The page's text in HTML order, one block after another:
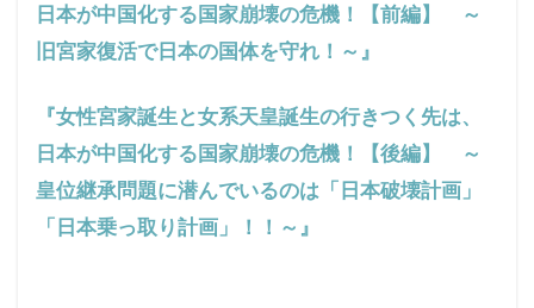
日本が中国化する国家崩壊の危機！【前編】 ～
旧宮家復活で日本の国体を守れ！～』
『女性宮家誕生と女系天皇誕生の行きつく先は、
日本が中国化する国家崩壊の危機！【後編】 ～
皇位継承問題に潜んでいるのは「日本破壊計画」
「日本乗っ取り計画」！！～』